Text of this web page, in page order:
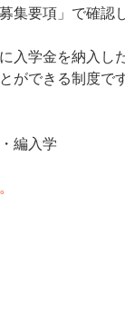
要項」で確認
入学金を納入し
ができる制度です
編入学